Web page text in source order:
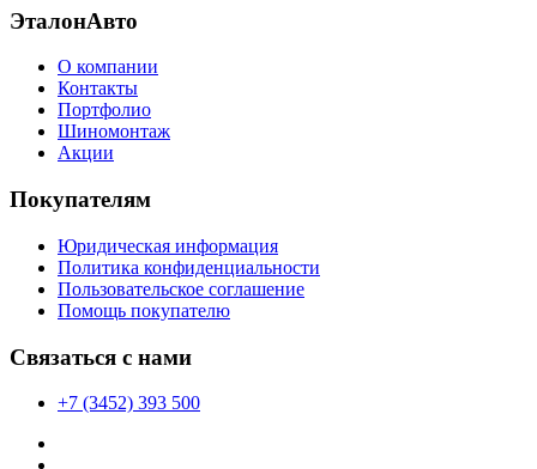
ЭталонАвто
О компании
Контакты
Портфолио
Шиномонтаж
Акции
Покупателям
Юридическая информация
Политика конфиденциальности
Пользовательское соглашение
Помощь покупателю
Связаться с нами
+7 (3452) 393 500